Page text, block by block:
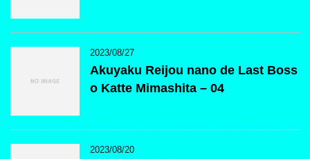
2023/08/27
Akuyaku Reijou nano de Last Boss
o Katte Mimashita – 04
2023/08/20